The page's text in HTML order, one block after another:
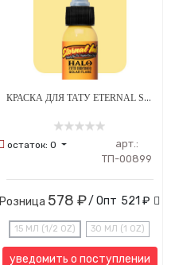
КРАСКА ДЛЯ ТАТУ ETERNAL SOLAR FLARE
остаток:0
арт.:
ТП-00899
Розница 578 ₽/ Опт 521 ₽
15 МЛ (1/2 OZ) 30 МЛ (1 OZ)
уведомить о поступлении